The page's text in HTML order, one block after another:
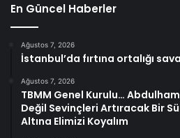
En Güncel Haberler
Ağustos 7, 2026
İstanbul’da fırtına ortalığı
Ağustos 7, 2026
TBMM Genel Kurulu…
Değil Sevinçleri Artıracak Bir
Altına Elimizi Koyalım